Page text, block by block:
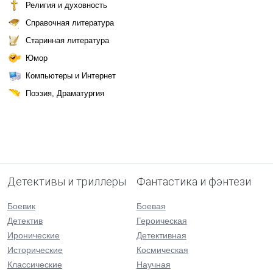
Религия и духовность
Справочная литература
Старинная литература
Юмор
Компьютеры и Интернет
Поэзия, Драматургия
Детективы и триллеры
Боевик
Детектив
Иронические
Исторические
Классические
Фантастика и фэнтези
Боевая
Героическая
Детективная
Космическая
Научная